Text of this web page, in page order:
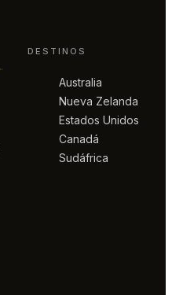
DESTINOS
Australia
Nueva Zelanda
Estados Unidos
Canadá
Sudáfrica